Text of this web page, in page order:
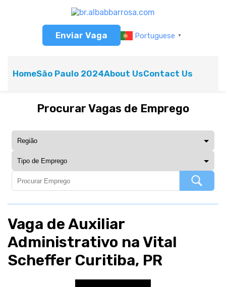
Enviar Vaga Portuguese ▼
HomeSão Paulo 2024About UsContact Us
Procurar Vagas de Emprego
Vaga de Auxiliar
Administrativo na Vital
Scheffer Curitiba, PR